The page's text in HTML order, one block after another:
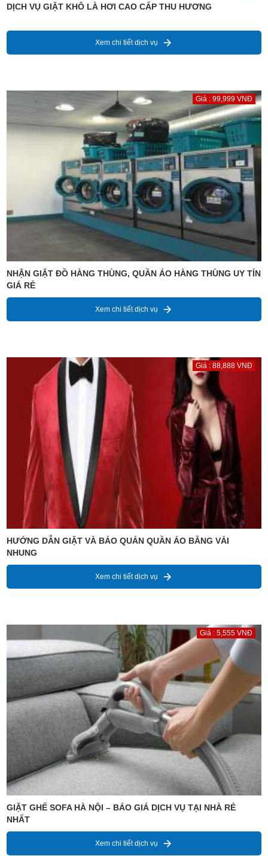
DỊCH VỤ GIẶT KHÔ LÀ HƠI CAO CẤP THU HƯƠNG
Xem chi tiết dịch vụ
Giá : 99,999 VNĐ
NHẬN GIẶT ĐỒ HÀNG THÙNG, QUẦN ÁO HÀNG THÙNG UY TÍN
GIÁ RẺ
Xem chi tiết dịch vụ
Giá : 88,888 VNĐ
HƯỚNG DẪN GIẶT VÀ BẢO QUẢN QUẦN ÁO BẰNG VẢI
NHUNG
Xem chi tiết dịch vụ
Giá : 5,555 VNĐ
GIẶT GHẾ SOFA HÀ NỘI – BÁO GIÁ DỊCH VỤ TẠI NHÀ RẺ
NHẤT
Xem chi tiết dịch vụ